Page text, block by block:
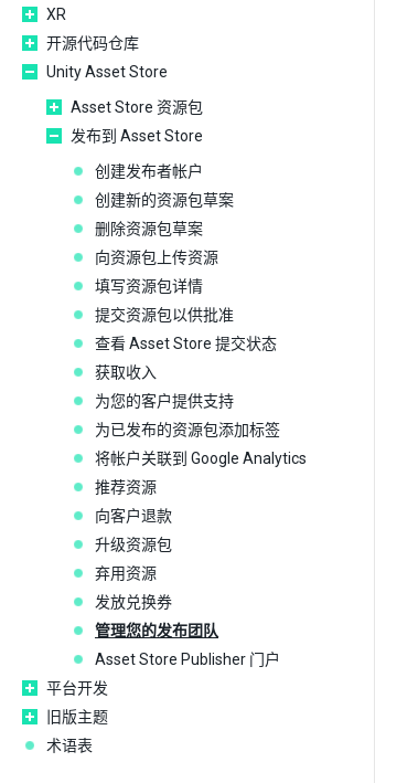
XR
开源代码仓库
Unity Asset Store
Asset Store 资源包
发布到 Asset Store
创建发布者帐户
创建新的资源包草案
删除资源包草案
向资源包上传资源
填写资源包详情
提交资源包以供批准
查看 Asset Store 提交状态
获取收入
为您的客户提供支持
为已发布的资源包添加标签
将帐户关联到 Google Analytics
推荐资源
向客户退款
升级资源包
弃用资源
发放兑换券
管理您的发布团队
Asset Store Publisher 门户
平台开发
旧版主题
术语表